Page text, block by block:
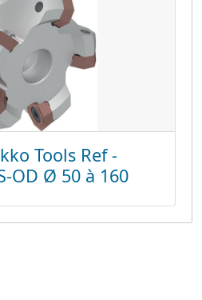
Tools Ref -
OD Ø 50 à 160